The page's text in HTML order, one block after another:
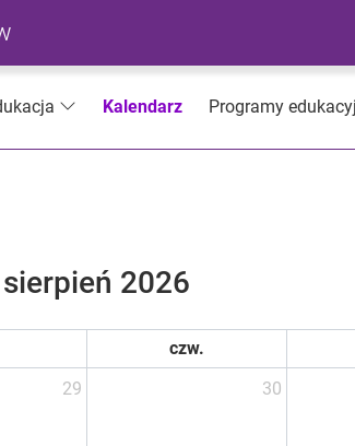
Kalendarz Programy
sierpień 2026
czw.
29 30